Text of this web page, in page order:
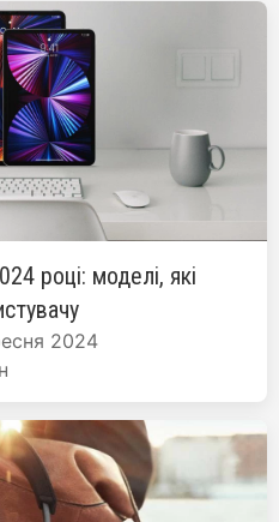
році: моделі, які
2024